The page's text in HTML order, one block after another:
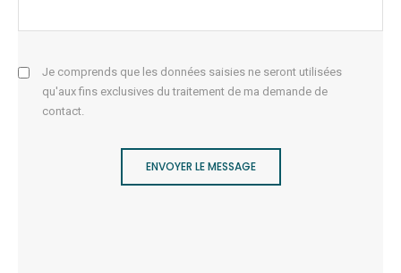
Je comprends que les données saisies ne seront utilisées
qu'aux fins exclusives du traitement de ma demande de
contact.
ENVOYER LE MESSAGE